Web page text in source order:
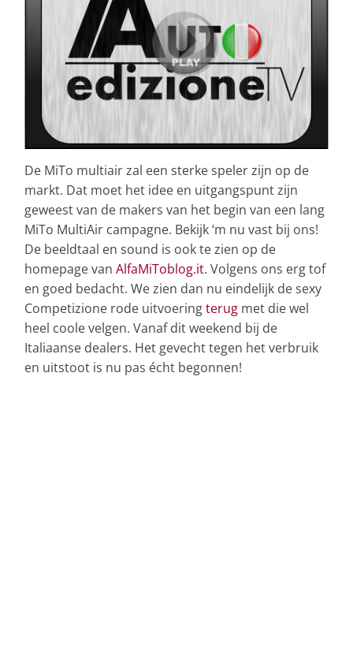
De MiTo multiair zal een sterke speler zijn op de
markt. Dat moet het idee en uitgangspunt zijn
geweest van de makers van het begin van een lang
MiTo MultiAir campagne. Bekijk ‘m nu vast bij ons!
De beeldtaal en sound is ook te zien op de
homepage van AlfaMiToblog.it. Volgens ons erg tof
en goed bedacht. We zien dan nu eindelijk de sexy
Competizione rode uitvoeringterug met die wel
heel coole velgen. Vanaf dit weekend bij de
Italiaanse dealers. Het gevecht tegen het verbruik
en uitstoot is nu pas écht begonnen!